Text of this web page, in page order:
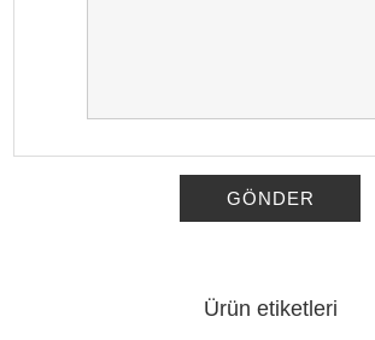
GÖNDER
Ürün etiketleri